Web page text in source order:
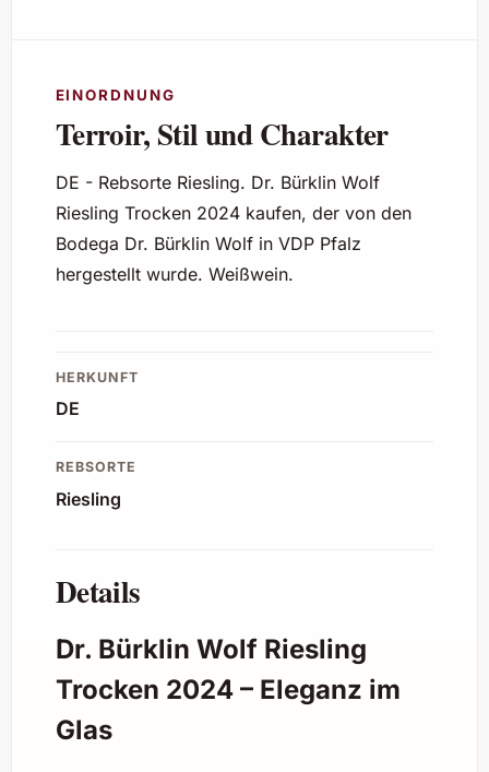
EINORDNUNG
Terroir, Stil und Charakter
DE - Rebsorte Riesling. Dr. Bürklin Wolf
Riesling Trocken 2024 kaufen, der von den
Bodega Dr. Bürklin Wolf in VDP Pfalz
hergestellt wurde. Weißwein.
HERKUNFT
DE
REBSORTE
Riesling
Details
Dr. Bürklin Wolf Riesling
Trocken 2024 – Eleganz im
Glas